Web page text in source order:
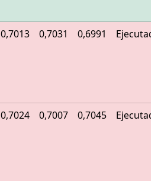
0,7013 0,7031 0,6991
0,7024 0,7007 0,7045